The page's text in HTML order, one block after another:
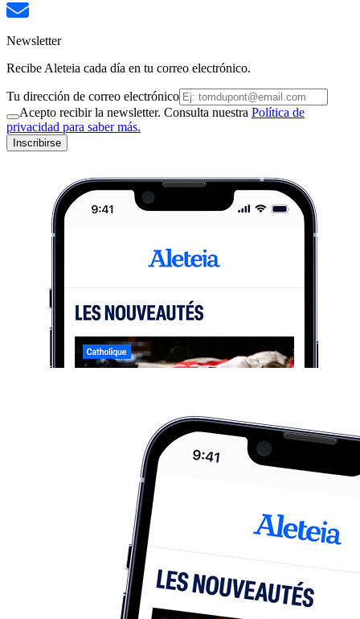
Newsletter
Recibe Aleteia cada día en tu correo electrónico.
Tu dirección de correo electrónico
Acepto recibir la newsletter. Consulta nuestra Política de
privacidad para saber más.
Inscribirse